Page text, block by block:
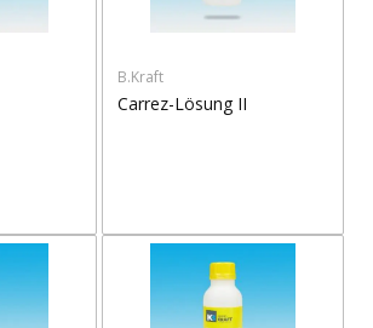
B.Kraft
Carrez-Lösung II